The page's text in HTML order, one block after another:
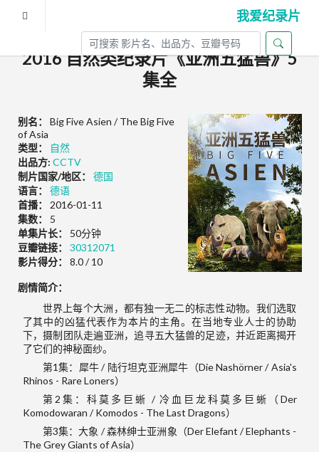
我爱纪录片
2016 自然类纪录片《亚洲五猛兽》5
集全
别名：
Big Five Asien / The Big Five
of Asia
类型：
自然
出品方: CCTV
制片国家/地区：
德国
语言：
德语
首播：
2016-01-11
集数：
5
单集片长：
50分钟
豆瓣链接：
30312071
影片得分：
8.0 / 10
剧情简介：
世界上每个大洲，都有独一无二的标志性动物。我们选取
了其中的凶猛代表作为本片的主角。在当地专业人士的协助
下，摄制团队走遍亚洲，追寻五大猛兽的足迹，并近距离揭开
了它们的神秘面纱。
第1集：犀牛 / 陆行坦克亚洲犀牛（Die Nashörner / Asia's
Rhinos - Rare Loners）
第2集：科莫多巨蜥 / 冷血巨龙科莫多巨蜥（Der
Komodowaran / Komodos - The Last Dragons）
第3集：大象 / 森林绅士亚洲象（Der Elefant / Elephants -
The Grey Giants of Asia）